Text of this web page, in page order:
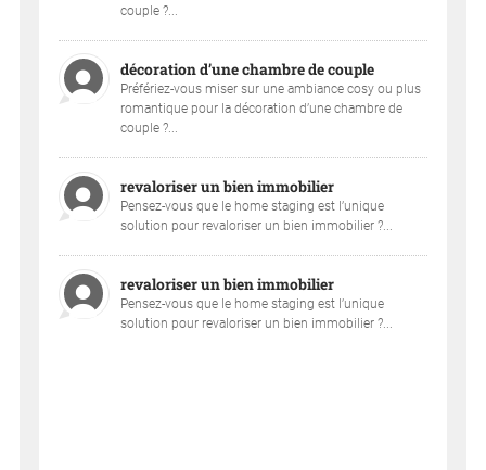
couple ?...
décoration d’une chambre de couple
Préfériez-vous miser sur une ambiance cosy ou plus
romantique pour la décoration d’une chambre de
couple ?...
revaloriser un bien immobilier
Pensez-vous que le home staging est l’unique
solution pour revaloriser un bien immobilier ?...
revaloriser un bien immobilier
Pensez-vous que le home staging est l’unique
solution pour revaloriser un bien immobilier ?...